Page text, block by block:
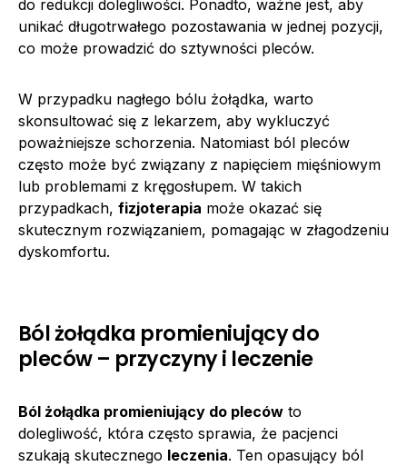
do redukcji dolegliwości. Ponadto, ważne jest, aby
unikać długotrwałego pozostawania w jednej pozycji,
co może prowadzić do sztywności pleców.
W przypadku nagłego bólu żołądka, warto
skonsultować się z lekarzem, aby wykluczyć
poważniejsze schorzenia. Natomiast ból pleców
często może być związany z napięciem mięśniowym
lub problemami z kręgosłupem. W takich
przypadkach, fizjoterapia może okazać się
skutecznym rozwiązaniem, pomagając w złagodzeniu
dyskomfortu.
Ból żołądka promieniujący do
pleców – przyczyny i leczenie
Ból żołądka promieniujący do pleców to
dolegliwość, która często sprawia, że pacjenci
szukają skutecznego leczenia. Ten opasujący ból